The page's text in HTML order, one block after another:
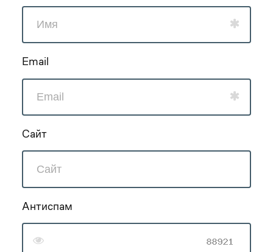
Email
Сайт
Антиспам